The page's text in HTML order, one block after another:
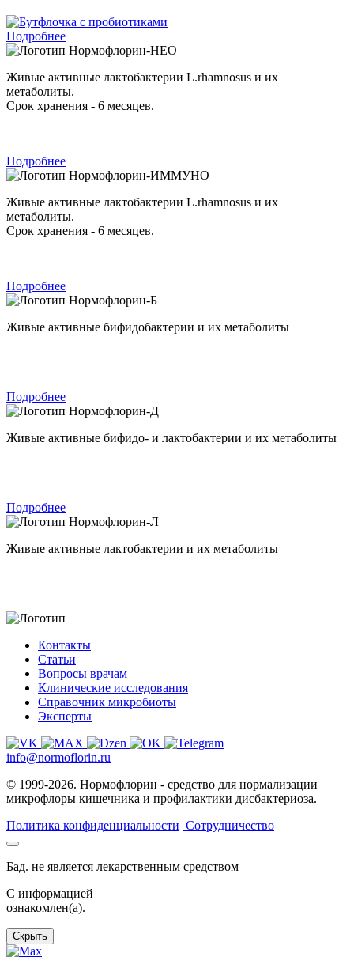
Подробнее
Нормофлорин-НЕО
Живые активные лактобактерии L.rhamnosus и их
метаболиты.
Срок хранения - 6 месяцев.
Подробнее
Нормофлорин-ИММУНО
Живые активные лактобактерии L.rhamnosus и их
метаболиты.
Срок хранения - 6 месяцев.
Подробнее
Нормофлорин-Б
Живые активные бифидобактерии и их метаболиты
Подробнее
Нормофлорин-Д
Живые активные бифидо- и лактобактерии и их метаболиты
Подробнее
Нормофлорин-Л
Живые активные лактобактерии и их метаболиты
Контакты
Статьи
Вопросы врачам
Клинические исследования
Справочник микробиоты
Эксперты
info@normoflorin.ru
© 1999-2026. Нормофлорин - средство для нормализации
микрофлоры кишечника и профилактики дисбактериоза.
Политика конфиденциальности Сотрудничество
Бад. не является лекарственным средством
C информацией
ознакомлен(а).
Скрыть